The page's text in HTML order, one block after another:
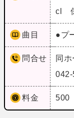
cl
曲目 ●プ
問合せ
同
料金 500